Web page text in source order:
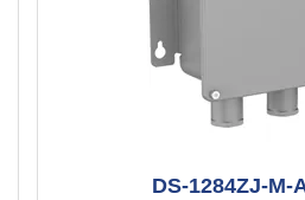
DS-1284ZJ-M-